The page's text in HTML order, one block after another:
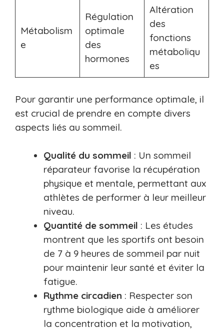
Métabolism
e
Régulation
optimale
des
hormones
Altération
des
fonctions
métaboliqu
es
Pour garantir une performance optimale, il
est crucial de prendre en compte divers
aspects liés au sommeil.
Qualité du sommeil : Un sommeil
réparateur favorise la récupération
physique et mentale, permettant aux
athlètes de performer à leur meilleur
niveau.
Quantité de sommeil : Les études
montrent que les sportifs ont besoin
de 7 à 9 heures de sommeil par nuit
pour maintenir leur santé et éviter la
fatigue.
Rythme circadien : Respecter son
rythme biologique aide à améliorer
la concentration et la motivation,